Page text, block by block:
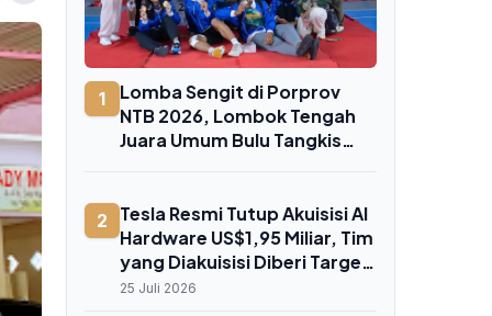
1
Lomba Sengit di Porprov
NTB 2026, Lombok Tengah
Juara Umum Bulu Tangkis
2
Tesla Resmi Tutup Akuisisi AI
Hardware US$1,95 Miliar, Tim
yang Diakuisisi Diberi Target
"Tidak Mungkin"
25 Juli 2026